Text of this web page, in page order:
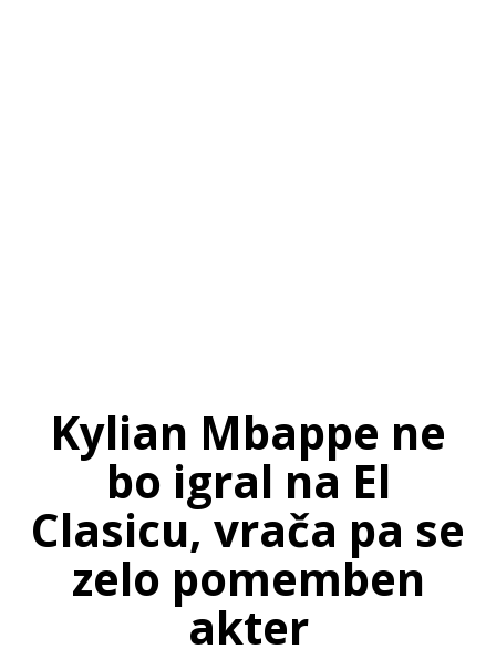
Kylian Mbappe ne
bo igral na El
Clasicu, vrača pa se
zelo pomemben
akter